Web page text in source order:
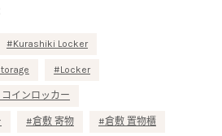
Kurashiki Locker
Locker
インロッカー
倉敷 寄物 倉敷 置物櫃